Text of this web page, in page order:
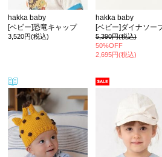
hakka baby
[ベビー]恐竜キャップ
3,520円(税込)
hakka baby
5,390円(税込)
50%OFF
2,695円(税込)